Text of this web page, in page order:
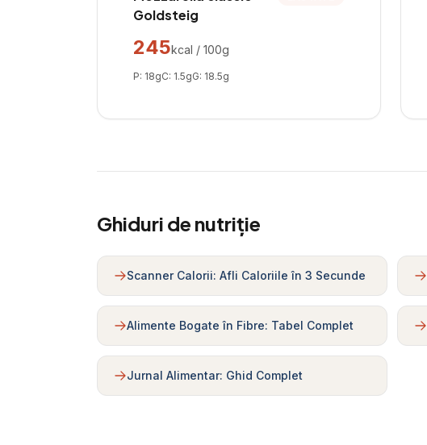
Goldsteig
245kcal / 100g
P: 18gC: 1.5gG: 18.5g
Ghiduri de nutriție
Scanner Calorii: Afli Caloriile în 3 Secunde
Alimente Bogate în Fibre: Tabel Complet
Jurnal Alimentar: Ghid Complet